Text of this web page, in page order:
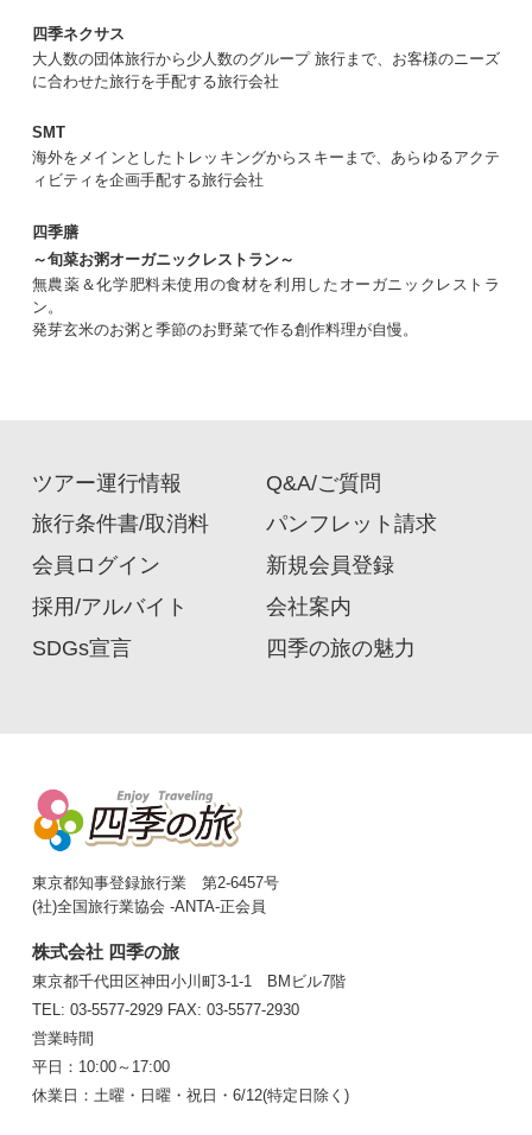
四季ネクサス
大人数の団体旅行から少人数のグループ 旅行まで、お客様のニーズ
に合わせた旅行を手配する旅行会社
SMT
海外をメインとしたトレッキングからスキーまで、あらゆるアクテ
ィビティを企画手配する旅行会社
四季膳
～旬菜お粥オーガニックレストラン～
無農薬＆化学肥料未使用の食材を利用したオーガニックレストラ
ン。
発芽玄米のお粥と季節のお野菜で作る創作料理が自慢。
ツアー運行情報
Q&A/ご質問
旅行条件書/取消料
パンフレット請求
会員ログイン
新規会員登録
採用/アルバイト
会社案内
SDGs宣言
四季の旅の魅力
東京都知事登録旅行業 第2-6457号
(社)全国旅行業協会 -ANTA-正会員
株式会社 四季の旅
東京都千代田区神田小川町3-1-1 BMビル7階
TEL: 03-5577-2929FAX: 03-5577-2930
営業時間
平日：10:00～17:00
休業日：土曜・日曜・祝日・6/12(特定日除く)